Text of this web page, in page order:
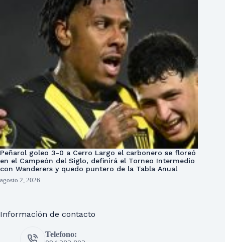
Peñarol goleo 3-0 a Cerro Largo el carbonero se floreó
en el Campeón del Siglo, definirá el Torneo Intermedio
con Wanderers y quedo puntero de la Tabla Anual
agosto 2, 2026
Información de contacto
Telefono: